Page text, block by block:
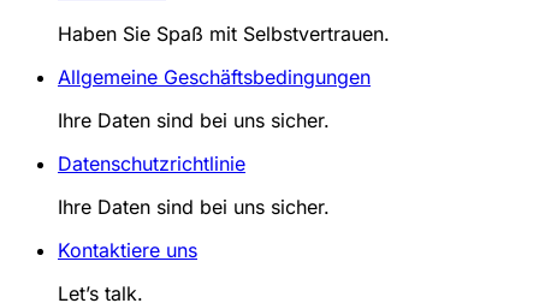
Haben Sie Spaß mit Selbstvertrauen.
Allgemeine Geschäftsbedingungen
Ihre Daten sind bei uns sicher.
Datenschutzrichtlinie
Ihre Daten sind bei uns sicher.
Kontaktiere uns
Let’s talk.